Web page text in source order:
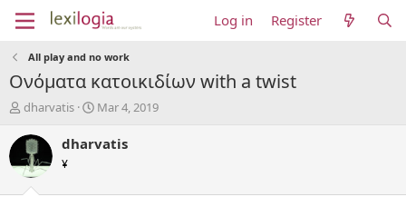
Log in Register
All play and no work
Ονόματα κατοικιδίων with a twist
T
r
e
a
d
dharvatis
S
a
Mar 4, 2019
dharvatis
¥